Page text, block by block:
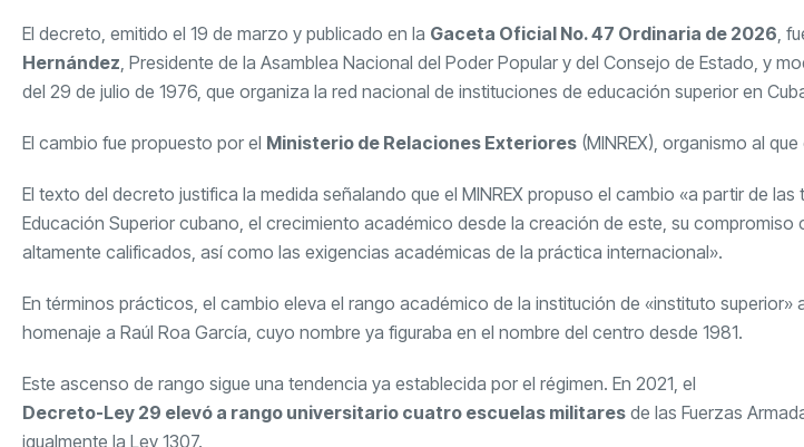
El decreto, emitido el 19 de marzo y publicado en la Gaceta Oficial No. 47 Ordinaria de 2026 ,
Hernández , Presidente de la Asamblea Nacional del Poder Popular y del Consejo de Estado, y
del 29 de julio de 1976, que organiza la red nacional de instituciones de educación superior en
El cambio fue propuesto por el Ministerio de Relaciones Exteriores (MINREX), organismo al
El texto del decreto justifica la medida señalando que el MINREX propuso el cambio «a partir de
Educación Superior cubano, el crecimiento académico desde la creación de este, su
altamente calificados, así como las exigencias académicas de la práctica internacional».
En términos prácticos, el cambio eleva el rango académico de la institución de «instituto superior»
homenaje a Raúl Roa García, cuyo nombre ya figuraba en el nombre del centro desde 1981.
Este ascenso de rango sigue una tendencia ya establecida por el régimen. En 2021, el
Decreto-Ley 29 elevó a rango universitario cuatro escuelas militares de las Fuerzas
igualmente la Ley 1307.